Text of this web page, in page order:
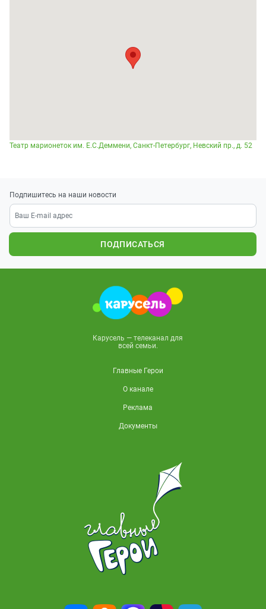
Театр марионеток им. Е.С.Деммени, Санкт-Петербург, Невский пр., д. 52
Подпишитесь на наши новости
ПОДПИСАТЬСЯ
Карусель — телеканал для
всей семьи.
Главные Герои
О канале
Реклама
Документы